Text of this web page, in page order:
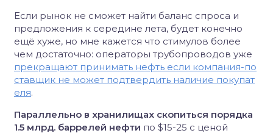
Если рынок не сможет найти баланс спроса и
предложения к середине лета, будет конечно
ещё хуже, но мне кажется что стимулов более
чем достаточно: операторы трубопроводов уже
прекращают принимать нефть если компания-по
ставщик не может подтвердить наличие покупат
еля.
Параллельно в хранилищах скопиться порядка
1.5 млрд. баррелей нефти по $15-25 с ценой